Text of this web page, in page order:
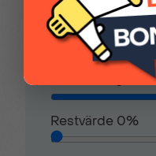
ovan förare
Handskfack
Hill assist
Kontantinsats
Avbetalningstid
Restvärde 0%